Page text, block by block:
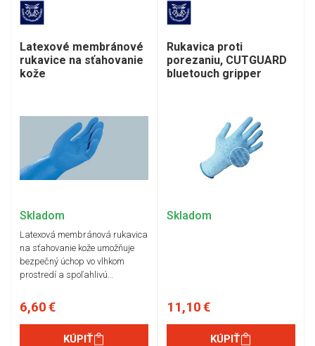
Latexové membránové
rukavice na sťahovanie
kože
Skladom
Latexová membránová rukavica
na sťahovanie kože umožňuje
bezpečný úchop vo vlhkom
prostredí a spoľahlivú…
6,60 €
KÚPIŤ
Rukavica proti
porezaniu, CUTGUARD
bluetouch gripper
Skladom
11,10 €
KÚPIŤ